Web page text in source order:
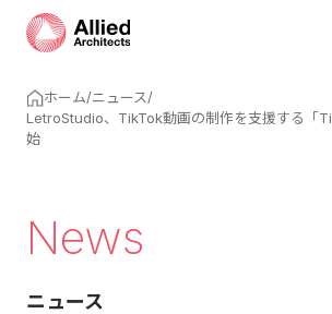
ホーム/ニュース/
LetroStudio、TikTok動画の制作を支援する「
始
News
ニュース